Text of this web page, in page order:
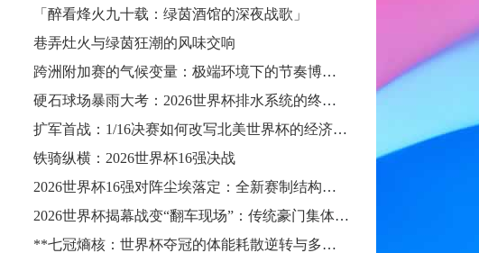
「醉看烽火九十载：绿茵酒馆的深夜战歌」
巷弄灶火与绿茵狂潮的风味交响
跨洲附加赛的气候变量：极端环境下的节奏博弈与战术自适应
硬石球场暴雨大考：2026世界杯排水系统的终极抗洪力
扩军首战：1/16决赛如何改写北美世界杯的经济版图
铁骑纵横：2026世界杯16强决战
2026世界杯16强对阵尘埃落定：全新赛制结构引爆热议
2026世界杯揭幕战变“翻车现场”：传统豪门集体遇险
**七冠熵核：世界杯夺冠的体能耗散逆转与多阶博弈论**